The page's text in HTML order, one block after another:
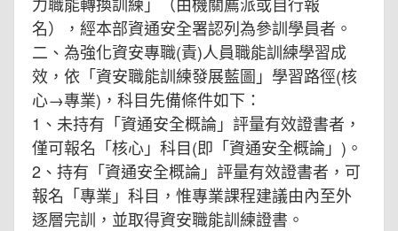
名），經本部資通安全署認列為參訓學員者。
二、為強化資安專職(責)人員職能訓練學習成
效，依「資安職能訓練發展藍圖」學習路徑(核
心→專業)，科目先備條件如下：
1、未持有「資通安全概論」評量有效證書者，
僅可報名「核心」科目(即「資通安全概論」)。
2、持有「資通安全概論」評量有效證書者，可
報名「專業」科目，惟專業課程建議由內至外
逐層完訓，並取得資安職能訓練證書。